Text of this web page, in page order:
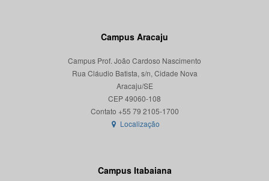
Campus Aracaju
Campus Prof. João Cardoso Nascimento
Rua Cláudio Batista, s/n, Cidade Nova
Aracaju/SE
CEP 49060-108
Localização
Campus Itabaiana